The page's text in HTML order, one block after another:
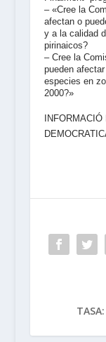
– «Cree la
afectan o
y a la calidad
pirinaicos?
– Cree la
pueden
especies en
2000?»
INFORMACIÓ
TASA: